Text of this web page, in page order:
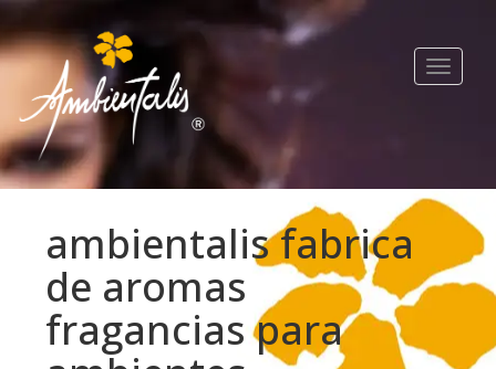
Toggle
ambientalis fabrica
de aromas
fragancias para